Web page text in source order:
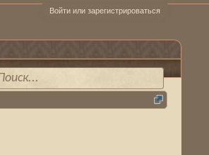
Войти или зарегистрироваться